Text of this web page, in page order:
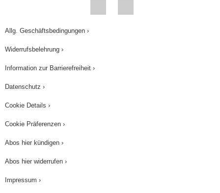
Allg. Geschäftsbedingungen ›
Widerrufsbelehrung ›
Information zur Barrierefreiheit ›
Datenschutz ›
Cookie Details ›
Cookie Präferenzen ›
Abos hier kündigen ›
Abos hier widerrufen ›
Impressum ›